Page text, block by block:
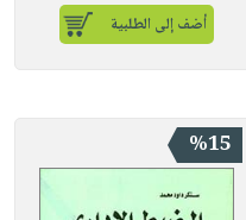
أضف إلى الطلبية
%15